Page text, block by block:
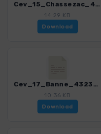
Cev_15_Chassezac_4323_4.gpx
14.29 KB
Download
Cev_17_Banne_4323_4.gpx
10.36 KB
Download